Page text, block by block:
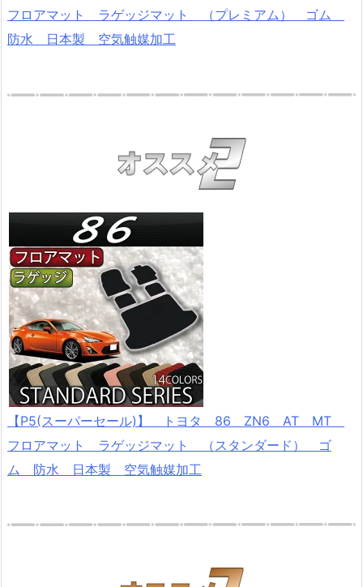
フロアマット ラゲッジマット （プレミアム） ゴム
防水 日本製 空気触媒加工
【P5(スーパーセール)】 トヨタ 86 ZN6 AT MT
フロアマット ラゲッジマット （スタンダード） ゴ
ム 防水 日本製 空気触媒加工